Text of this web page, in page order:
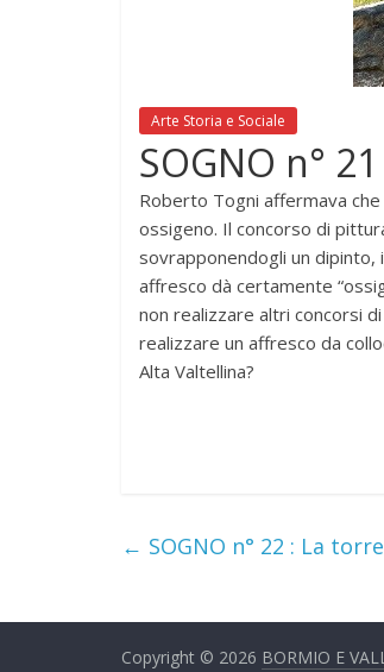
Arte Storia e Sociale
SOGNO n°
Roberto Togni affermava
ossigeno. Il concorso di
sovrapponendogli un
affresco dà certamente
non realizzare altri concorsi
realizzare un affresco da
Alta Valtellina?
← SOGNO n° 22 : La
Copyright © 2026 BORMIO E